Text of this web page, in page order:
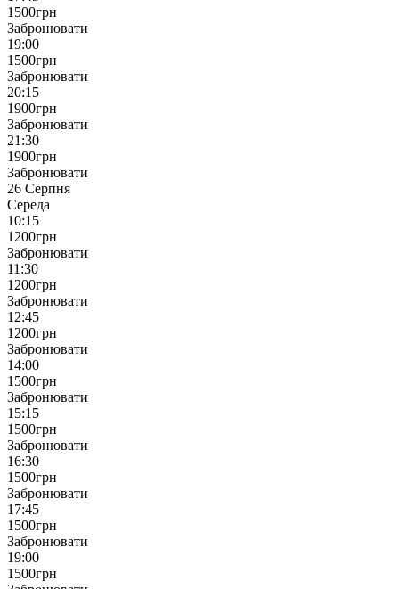
1500грн
Забронювати
19:00
1500грн
Забронювати
20:15
1900грн
Забронювати
21:30
1900грн
Забронювати
26 Серпня
Середа
10:15
1200грн
Забронювати
11:30
1200грн
Забронювати
12:45
1200грн
Забронювати
14:00
1500грн
Забронювати
15:15
1500грн
Забронювати
16:30
1500грн
Забронювати
17:45
1500грн
Забронювати
19:00
1500грн